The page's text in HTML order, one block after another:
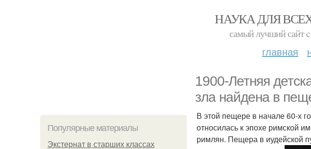
НАУКА ДЛЯ
самый лучший сайт
главная
1900-Летняя
зла найдена в
Популярные материалы
Экстернат в старших классах
В этой пещере в начале 60-х
относилась к эпохе римской
римлян. Пещера в иудейской